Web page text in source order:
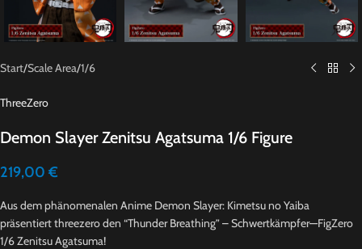
Start/Scale Area/1/6
ThreeZero
Demon Slayer Zenitsu Agatsuma 1/6 Figure
219,00 €
Aus dem phänomenalen Anime Demon Slayer: Kimetsu no Yaiba
präsentiert threezero den “Thunder Breathing” – Schwertkämpfer—FigZero
1/6 Zenitsu Agatsuma!